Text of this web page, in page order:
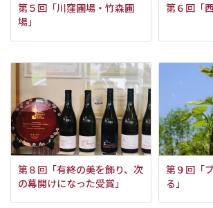
第５回「川窪圃場・竹森圃
場」
第６回「
第８回「有終の美を飾り、次
の幕開けになった受賞」
第９回「
る」